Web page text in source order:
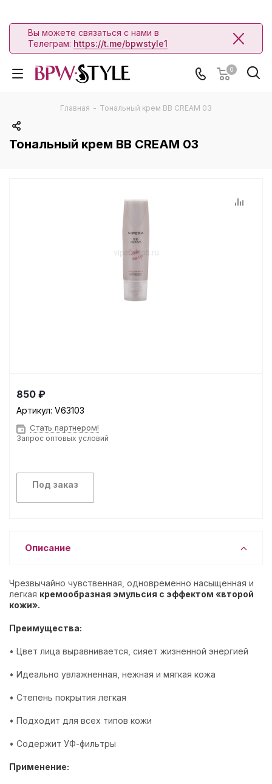
Вы можете связаться с нами в
Телеграм: https://t.me/bpwstyle1
0
Главная - Тональный крем BB CREAM 03
Тональный крем BB CREAM 03
850 ₽
Артикул: V63103
Стать партнером!
Запрос оптовых условий
Под заказ
Описание
Чрезвычайно чувственная, одновременно насыщенная и
легкая кремообразная эмульсия с эффектом «второй
кожи».
Преимущества:
• Цвет лица выравнивается, сияет жизненной энергией
• Идеально увлажненная, нежная и мягкая кожа
• Степень покрытия легкая
• Подходит для всех типов кожи
• Содержит УФ-фильтры
Применение: